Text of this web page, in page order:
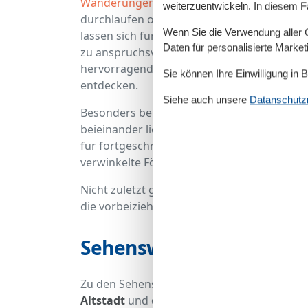
durchlaufen oder an
lassen sich für jede Kondition anpassen
zu anspruchsvolleren Tagestouren für
hervorragend mit demRadbefahren, um
entdecken.
Besonders bekannt und beliebt ist die
beieinander liegenden Häfen sowohl für
für fortgeschrittene Segler, die von hier
verwinkelte Förde bietet außerdem für
Nicht zuletzt gibt es natürlich auch in der
die vorbeiziehenden Schiffe und die
Sehenswertes an der
Zu den Sehenswürdigkeiten an der
Altstadt und der
weiterzuentwickeln. In diesem
Wenn Sie die Verwendung
Daten für personalisierte
Sie können Ihre Einwilligung in
Siehe auch unsere